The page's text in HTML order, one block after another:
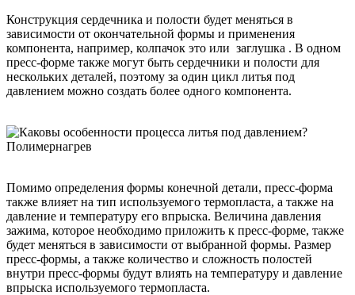
Конструкция сердечника и полости будет меняться в
зависимости от окончательной формы и применения
компонента, например, колпачок это или заглушка . В одном
пресс-форме также могут быть сердечники и полости для
нескольких деталей, поэтому за один цикл литья под
давлением можно создать более одного компонента.
Помимо определения формы конечной детали, пресс-форма
также влияет на тип используемого термопласта, а также на
давление и температуру его впрыска. Величина давления
зажима, которое необходимо приложить к пресс-форме, также
будет меняться в зависимости от выбранной формы. Размер
пресс-формы, а также количество и сложность полостей
внутри пресс-формы будут влиять на температуру и давление
впрыска используемого термопласта.